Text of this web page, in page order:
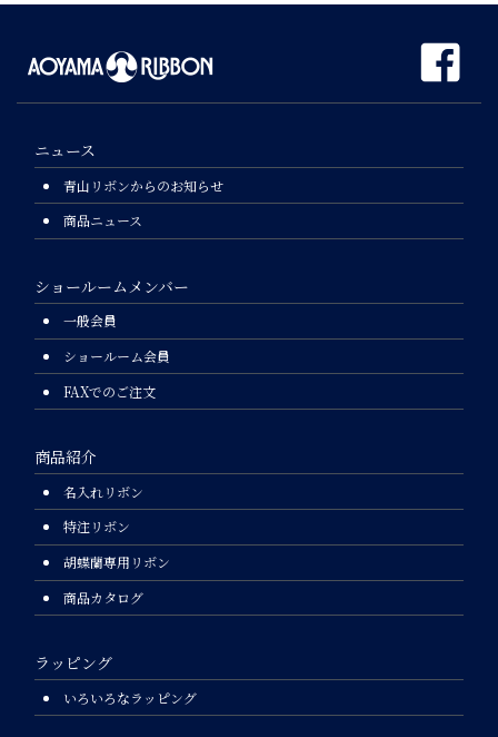
ニュース
青山リボンからのお知らせ
商品ニュース
ショールームメンバー
一般会員
ショールーム会員
FAXでのご注文
商品紹介
名入れリボン
特注リボン
胡蝶蘭専用リボン
商品カタログ
ラッピング
いろいろなラッピング